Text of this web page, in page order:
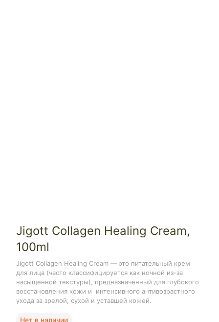
Jigott Collagen Healing Cream,
100ml
Jigott Collagen Healing Cream — это питательный крем
для лица (часто классифицируется как ночной из-за
насыщенной текстуры), предназначенный для глубокого
восстановления кожи и
интенсивного антивозрастного
ухода за зрелой, сухой и уставшей кожей.
Нет в наличии